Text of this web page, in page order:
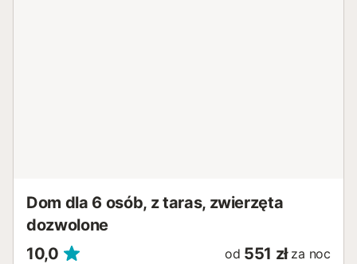
Dom dla 6 osób, z taras, zwierzęta
dozwolone
10,0
od 551 zł za noc